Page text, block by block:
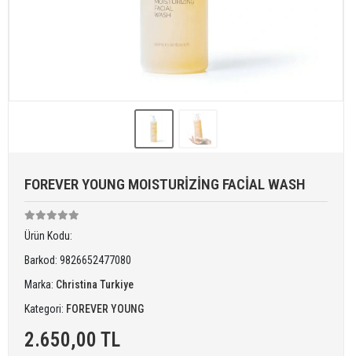
FOREVER YOUNG MOISTURİZİNG FACİAL WASH
Ürün Kodu:
Barkod: 9826652477080
Marka: Christina Turkiye
Kategori: FOREVER YOUNG
2.650,00 TL